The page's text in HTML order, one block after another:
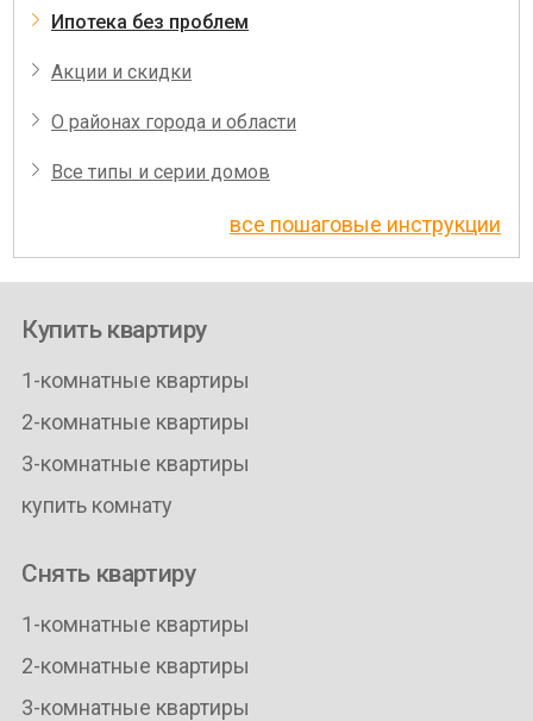
Ипотека без проблем
Акции и скидки
О районах города и области
Все типы и серии домов
все пошаговые инструкции
Купить квартиру
1-комнатные квартиры
2-комнатные квартиры
3-комнатные квартиры
купить комнату
Снять квартиру
1-комнатные квартиры
2-комнатные квартиры
3-комнатные квартиры